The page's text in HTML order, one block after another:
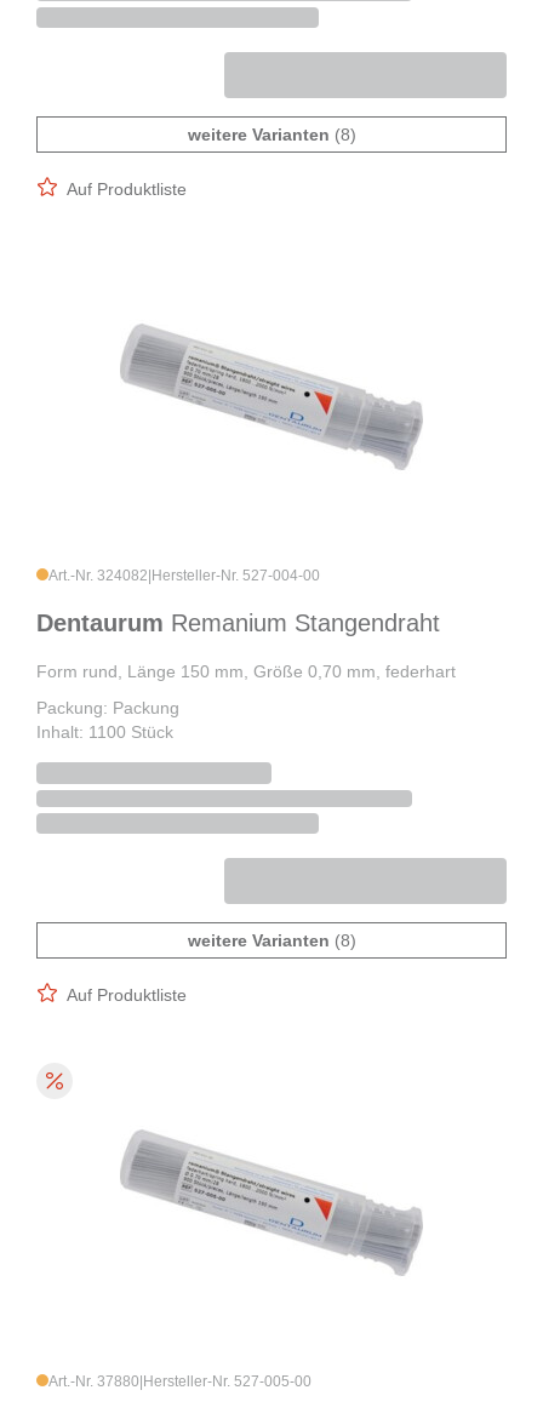
weitere Varianten (8)
Auf Produktliste
Art.-Nr. 324082 Hersteller-Nr. 527-004-00
Dentaurum Remanium Stangendraht
Form rund, Länge 150 mm, Größe 0,70 mm, federhart
Packung: Packung
Inhalt: 1100 Stück
weitere Varianten (8)
Auf Produktliste
Art.-Nr. 37880 Hersteller-Nr. 527-005-00